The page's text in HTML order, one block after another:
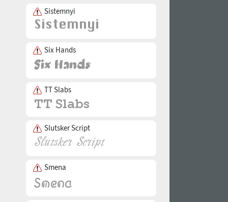
Sistemnyi
Six Hands
TT Slabs
Slutsker Script
Smena